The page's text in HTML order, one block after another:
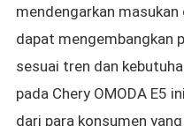
mendengarkan
dapat mengembangkan
sesuai tren dan
pada Chery OMODA E5
dari para konsumen